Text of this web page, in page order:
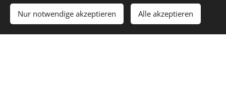
nur ein wenig Fußball spielen auf dem
vereinseigenen Bolzplatz bieten
Nur notwendige akzeptieren Alle akzeptieren